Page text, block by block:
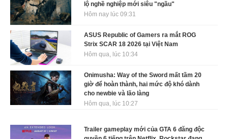
lộ nghề nghiệp mới siêu "ngầu"
Hôm nay lúc 09:31
ASUS Republic of Gamers ra mắt ROG
Strix SCAR 18 2026 tại Việt Nam
Hôm qua, lúc 10:34
Onimusha: Way of the Sword mất tầm 20
giờ để hoàn thành, hai mức độ khó dành
cho newbie và lão làng
Hôm qua, lúc 10:27
Trailer gameplay mới của GTA 6 đăng độc